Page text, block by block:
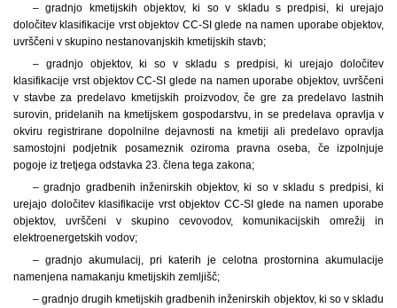
– gradnjo kmetijskih objektov, ki so v skladu s predpisi, ki urejajo
določitev klasifikacije vrst objektov CC-SI glede na namen uporabe objektov,
uvrščeni v skupino nestanovanjskih kmetijskih stavb;
– gradnjo objektov, ki so v skladu s predpisi, ki urejajo določitev
klasifikacije vrst objektov CC-SI glede na namen uporabe objektov, uvrščeni
v stavbe za predelavo kmetijskih proizvodov, če gre za predelavo lastnih
surovin, pridelanih na kmetijskem gospodarstvu, in se predelava opravlja v
okviru registrirane dopolnilne dejavnosti na kmetiji ali predelavo opravlja
samostojni podjetnik posameznik oziroma pravna oseba, če izpolnjuje
pogoje iz tretjega odstavka 23. člena tega zakona;
– gradnjo gradbenih inženirskih objektov, ki so v skladu s predpisi, ki
urejajo določitev klasifikacije vrst objektov CC-SI glede na namen uporabe
objektov, uvrščeni v skupino cevovodov, komunikacijskih omrežij in
elektroenergetskih vodov;
– gradnjo akumulacij, pri katerih je celotna prostornina akumulacije
namenjena namakanju kmetijskih zemljišč;
– gradnjo drugih kmetijskih gradbenih inženirskih objektov, ki so v skladu